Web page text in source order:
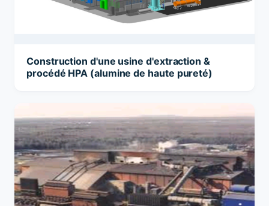
Construction d'une usine d'extraction &
procédé HPA (alumine de haute pureté)